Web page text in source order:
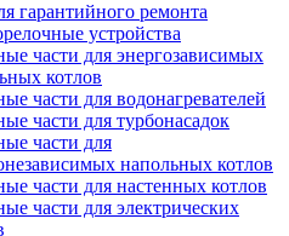
гарантийного ремонта
устройства
части для энергозависимых
котлов
части для водонагревателей
части для турбонасадок
части для
напольных котлов
части для настенных котлов
части для электрических